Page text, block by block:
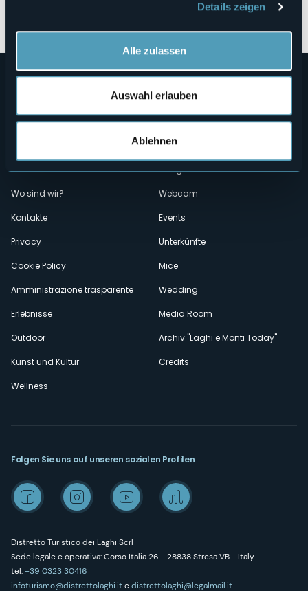
Details zeigen
Alle zulassen
Auswahl erlauben
Ablehnen
Menù
secondario
Wer sind wir?
Wo sind wir?
Kontakte
Privacy
Cookie Policy
Amministrazione trasparente
Erlebnisse
Outdoor
Kunst und Kultur
Wellness
Önogastronomie
Webcam
Events
Unterkünfte
Mice
Wedding
Media Room
Archiv "Laghi e Monti Today"
Credits
Distretto Turistico dei Laghi Scrl
Sede legale e operativa: Corso Italia 26 - 28838 Stresa VB - Italy
tel:+39 0323 30416
infoturismo@distrettolaghi.itedistrettolaghi@legalmail.it
Folgen Sie uns auf unseren sozialen Profilen